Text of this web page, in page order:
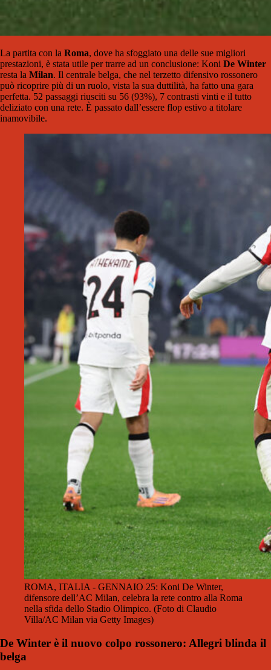
La partita con la Roma, dove ha sfoggiato una delle sue migliori
prestazioni, è stata utile per trarre ad un conclusione: Koni De Winter
resta la Milan. Il centrale belga, che nel terzetto difensivo rossonero
può ricoprire più di un ruolo, vista la sua duttilità, ha fatto una gara
perfetta. 52 passaggi riusciti su 56 (93%), 7 contrasti vinti e il tutto
deliziato con una rete. È passato dall’essere flop estivo a titolare
inamovibile.
ROMA, ITALIA - GENNAIO 25: Koni De Winter,
difensore dell’AC Milan, celebra la rete contro alla Roma
nella sfida dello Stadio Olimpico. (Foto di Claudio
Villa/AC Milan via Getty Images)
De Winter è il nuovo colpo rossonero: Allegri blinda il
belga